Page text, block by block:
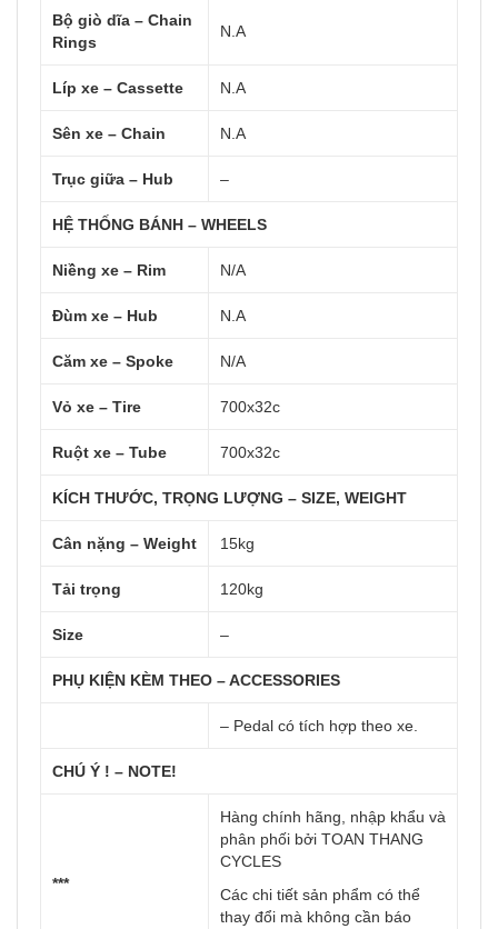
Bộ giò dĩa – Chain
Rings
N.A
Líp xe – Cassette N.A
Sên xe – Chain N.A
Trục giữa – Hub –
HỆ THỐNG BÁNH – WHEELS
Niềng xe – Rim N/A
Đùm xe – Hub N.A
Căm xe – Spoke N/A
Vỏ xe – Tire 700x32c
Ruột xe – Tube 700x32c
KÍCH THƯỚC, TRỌNG LƯỢNG – SIZE, WEIGHT
Cân nặng – Weight 15kg
Tải trọng 120kg
Size –
PHỤ KIỆN KÈM THEO – ACCESSORIES
– Pedal có tích hợp theo xe.
CHÚ Ý ! – NOTE!
***
Hàng chính hãng, nhập khẩu và
phân phối bởi TOAN THANG
CYCLES
Các chi tiết sản phẩm có thể
thay đổi mà không cần báo